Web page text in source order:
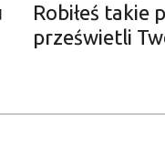
Robiłeś takie
prześwietli